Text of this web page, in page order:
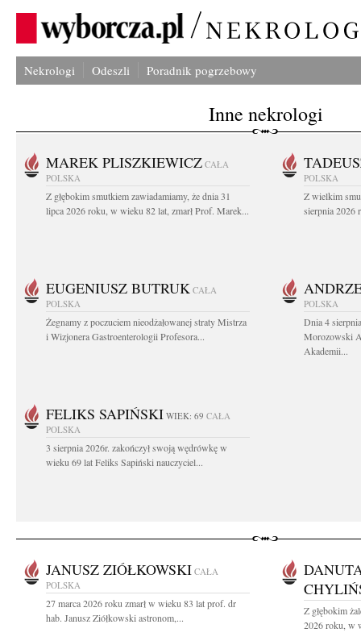
Nekrologi Odeszli Poradnik pogrzebowy
Inne nekrologi
MAREK PLISZKIEWICZ CAŁA
POLSKA
Z głębokim smutkiem zawiadamiamy, że dnia 31
lipca 2026 roku, w wieku 82 lat, zmarł Prof. Marek...
POLSKA
Z wielkim
sierpnia 2026
EUGENIUSZ BUTRUK CAŁA
POLSKA
Żegnamy z poczuciem nieodżałowanej straty Mistrza
i Wizjonera Gastroenterologii Profesora...
POLSKA
Dnia 4
Morozowski
Akademii...
FELIKS SAPIŃSKI WIEK: 69 CAŁA
POLSKA
3 sierpnia 2026r. zakończył swoją wędrówkę w
wieku 69 lat Feliks Sapiński nauczyciel...
JANUSZ ZIÓŁKOWSKI CAŁA
POLSKA
27 marca 2026 roku zmarł w wieku 83 lat prof. dr
hab. Janusz Ziółkowski astronom,...
Z głębokim
2026 roku, w